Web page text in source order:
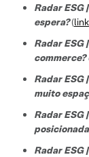
Radar ESG
espera?(link
Radar ESG
commerce?
Radar ESG
muito
Radar ESG
Radar ESG